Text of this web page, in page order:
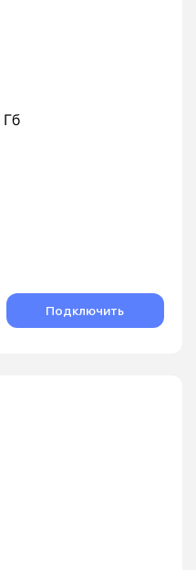
Гб
Подключить